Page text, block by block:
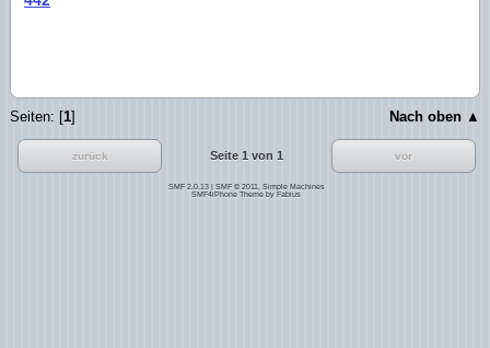
Seiten: [1] Nach oben ▲
zurück Seite 1 von 1 vor
SMF 2.0.13| SMF © 2011
Simple Machines
SMF4iPhone Theme by Fabius